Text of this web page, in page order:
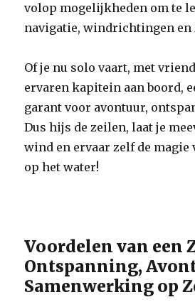
volop mogelijkheden om te
navigatie, windrichtingen
Of je nu solo vaart, met
ervaren kapitein aan boord,
garant voor avontuur,
Dus hijs de zeilen, laat je
wind en ervaar zelf de magie
op het water!
Voordelen van een
Ontspanning,
Samenwerking op